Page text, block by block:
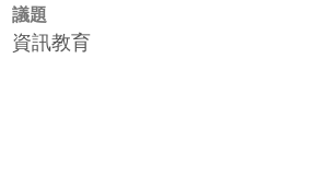
議題
資訊教育